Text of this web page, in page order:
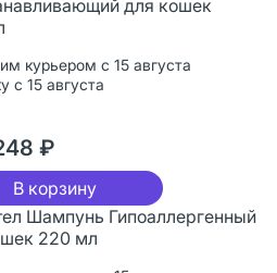
для кошек
курьером с 15 августа
с 15 августа
₽
В корзину
Шампунь Гипоаллергенный
220 мл